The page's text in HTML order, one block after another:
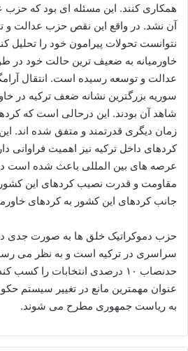
همکاری کنند. این مسئله ای بود که حزب
آن نشد. در واقع این نقص حزب عدالت و
نتوانست تحولات پیرامون خود را تحلیل
خاورمیانه به ضعیف ترین حالت خود در
عدالت و توسعه رسیده است. انتقال
سوریه بزرگترین نشانه ضعف ترکیه در
شاهد آن بودند. این درحالی است که
زمان دیگری قدرتمند و متفق شده اند.
کردهای داخل ترکیه نیز اهمیت فراوانی
عرصه های بین المللی باعث شده است در
مقاومت و قدرت نصیب کردهای این
جانب کردهای این کشور به کردهای
حزب دموکراتیک خلق ها به صورت جدی
سراسری در ترکیه است و به نظر می
حدنصاب ۱۰ درصدی انتخابات را
عنوان مهمترین مانع در تغییر سیستم
به ریاست جمهوری مطرح می شوند.